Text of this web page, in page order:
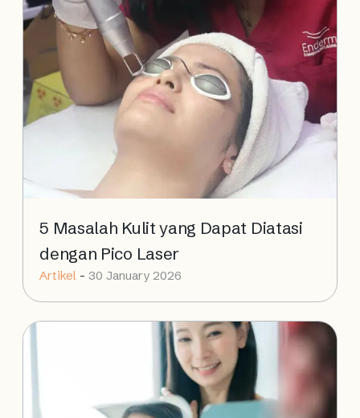
5 Masalah Kulit yang Dapat Diatasi
dengan Pico Laser
Artikel -30 January 2026